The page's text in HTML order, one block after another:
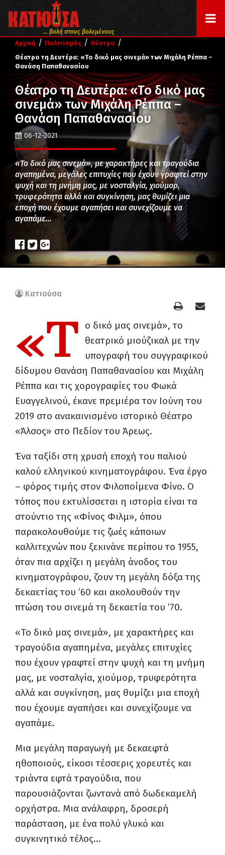
... βολή στους βολεμένους
Αρχική / Πολιτισμός / Θέατρο /
Θέατρο τη Δευτέρα: «Το δικό μας σινεμά» των Μιχάλη Ρέππα –
Θανάση Παπαθανασίου
Θέατρο τη Δευτέρα: «Το δικό μας
σινεμά» των Μιχάλη Ρέππα –
Θανάση Παπαθανασίου
06-12-2021
«Το δικό μας σινεμά», με χαρακτήρες και τραγούδια
αγαπημένα, μεγάλες επιτυχίες που έχουν γραφτεί στην
ψυχή και τη μνήμη μας, με νοσταλγία, χιούμορ,
τρυφερότητα αλλά και συγκίνηση, μας θυμίζει μια
εποχή που έχουμε αγαπήσει και συνεχίζουμε να
αγαπάμε…
Κατιούσα
«Τ
ο δικό μας σινεμά», το
θεατρικό μιούζικαλ με την
υπογραφή του συγγραφικού
δίδυμου Θανάση Παπαθανασίου και Μιχάλη
Ρέππα και τις χορογραφίες του Φωκά
Ευαγγελινού, έκανε πρεμιέρα τον Ιούνη του
2019 στο ανακαινισμένο ιστορικό Θέατρο
«Άλσος» στο Πεδίον του Άρεως.
Ένα ταξίδι στη χρυσή εποχή του παλιού
καλού ελληνικού κινηματογράφου. Ένα έργο
– φόρος τιμής στον Φιλοποίμενα Φίνο. Ο
τόπος που εκτυλίσσεται η ιστορία είναι τα
στούντιο της «Φίνος Φιλμ», όπου
παρακολουθούμε τις ζωές κάποιων
καλλιτεχνών που ξεκινάνε περίπου το 1955,
όταν πια αρχίζει η μεγάλη άνοδος του
κινηματογράφου, ζουν τη μεγάλη δόξα της
δεκαετίας του ’60 και ακολουθούν την
πτώση του σινεμά τη δεκαετία του ’70.
«Το δικό μας σινεμά», με χαρακτήρες και
τραγούδια αγαπημένα, μεγάλες επιτυχίες
που έχουν γραφτεί στην ψυχή και τη μνήμη
μας, με νοσταλγία, χιούμορ, τρυφερότητα
αλλά και συγκίνηση, μας θυμίζει μια εποχή
που έχουμε αγαπήσει και συνεχίζουμε να
αγαπάμε.
Μια μεγάλη παραγωγή με δεκαεφτά
ηθοποιούς, είκοσι τέσσερις χορευτές και
τριάντα εφτά τραγούδια, που
παρουσιάζονται ζωντανά από δωδεκαμελή
ορχήστρα. Μια ανάλαφρη, δροσερή
παράσταση, με ένα πολύ γλυκό και
συγκινητικό τέλος…